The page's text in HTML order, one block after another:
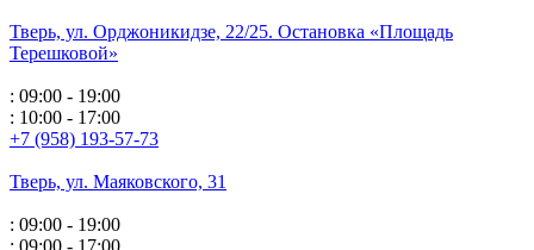
Тверь, ул. Орджоникидзе, 22/25. Остановка «Площадь
Терешковой»
: 09:00 - 19:00
: 10:00 - 17:00
+7 (958) 193-57-73
Тверь, ул. Маяковского, 31
: 09:00 - 19:00
: 09:00 - 17:00